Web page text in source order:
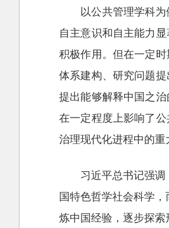
以公共管理学科
自主意识和自主能力
积极作用。但在一定
体系建构、研究问题
提出能够解释中国之
在一定程度上影响了
治理现代化进程中的重
习近平总书记强
国特色哲学社会科学
炼中国经验，逐步探索